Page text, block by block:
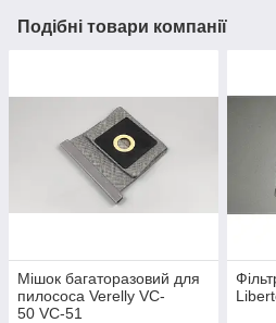
Подібні товари компанії
Мішок багаторазовий для
пилососа Verelly VC-
50 VC-51